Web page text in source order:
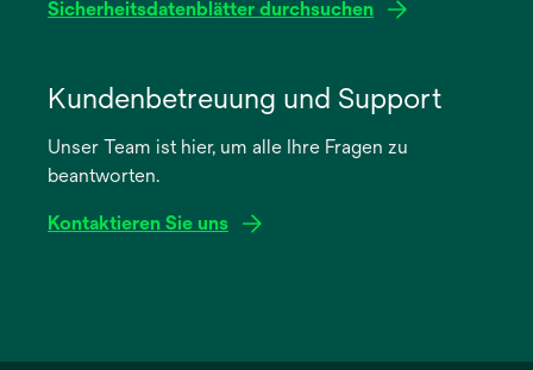
Sicherheitsdatenblätter durchsuchen
neuen
Registerkarte
Kundenbetreuung und Support
Unser Team ist hier, um alle Ihre Fragen zu
beantworten.
Kontaktieren Sie uns